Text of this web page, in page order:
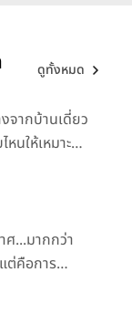
ดูทั้งหมด
จากบ้านเดี่ยว
หนให้เหมาะ
นาคตของ
...มากกว่า
ต่คือการ
ชีวิต